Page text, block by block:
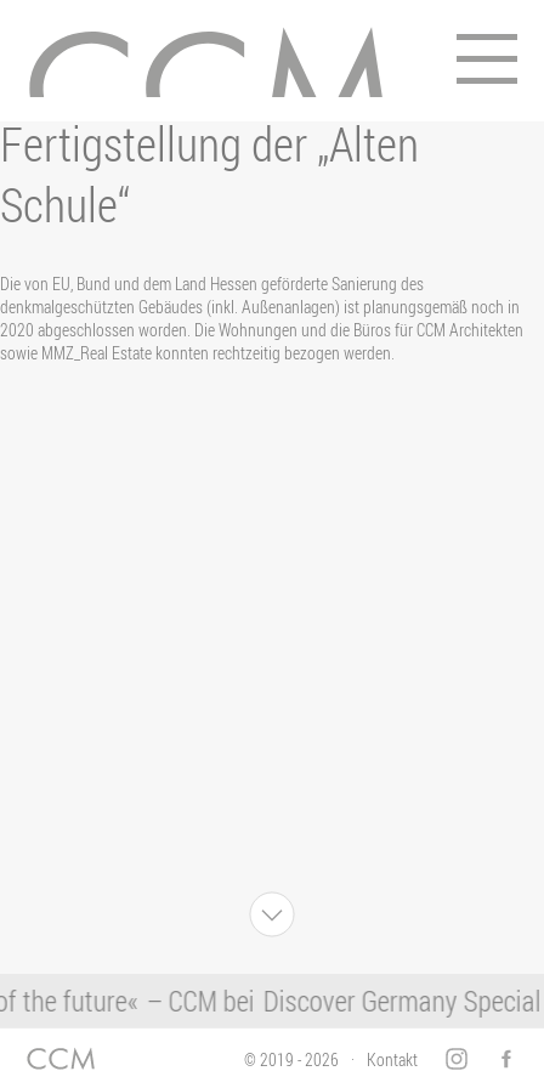
Fertigstellung der „Alten
Schule“
Die von EU, Bund und dem Land Hessen geförderte Sanierung des
denkmalgeschützten Gebäudes (inkl. Außenanlagen) ist planungsgemäß noch in
2020 abgeschlossen worden. Die Wohnungen und die Büros für CCM Architekten
sowie MMZ_Real Estate konnten rechtzeitig bezogen werden.
the future« – CCM bei Discover Germany
© 2019 - 2026 Kontakt